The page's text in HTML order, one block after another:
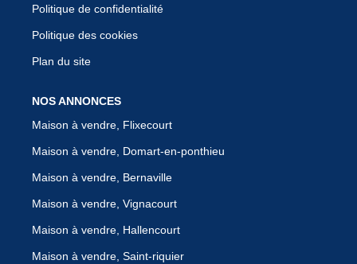
Politique de confidentialité
Politique des cookies
Plan du site
NOS ANNONCES
Maison à vendre, Flixecourt
Maison à vendre, Domart-en-ponthieu
Maison à vendre, Bernaville
Maison à vendre, Vignacourt
Maison à vendre, Hallencourt
Maison à vendre, Saint-riquier